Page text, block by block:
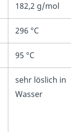
182,2 g/mol
296 °C
95 °C
sehr löslich in
Wasser